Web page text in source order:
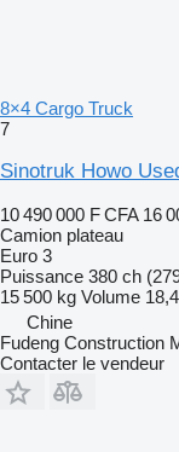
8×4 Cargo Truck
7
Sinotruk Howo
10 490 000 F CFA 16
Camion plateau
Euro 3
Puissance 380 ch
15 500 kg Volume
Chine
Fudeng Construction
Contacter le vendeur